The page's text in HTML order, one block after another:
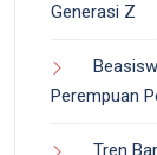
Generasi Z
Perempuan
Tren